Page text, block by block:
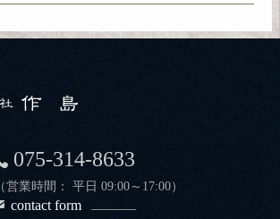
075-314-8633
（営業時間： 平日 09:00～17:00）
contact form